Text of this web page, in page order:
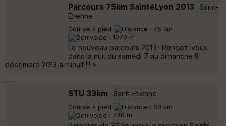
Parcours 75km SaintéLyon 2013
Saint-
Étienne
Course à pied
75 km
1370 m
Le nouveau parcours 2013 ! Rendez-vous
dans la nuit du samedi 7 au dimanche 8
décembre 2013 à minuit !!! »
STU 33km Saint-Étienne
Course à pied
33 km
730 m